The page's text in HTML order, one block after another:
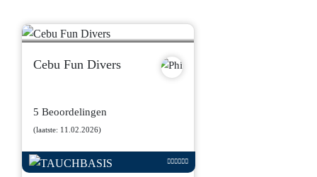
Cebu Fun Divers
5 Beoordelingen
(laatste: 11.02.2026)